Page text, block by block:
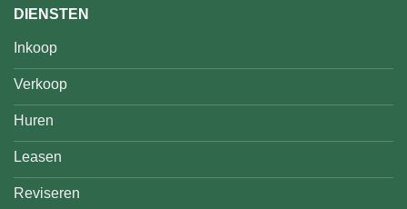
DIENSTEN
Inkoop
Verkoop
Huren
Leasen
Reviseren